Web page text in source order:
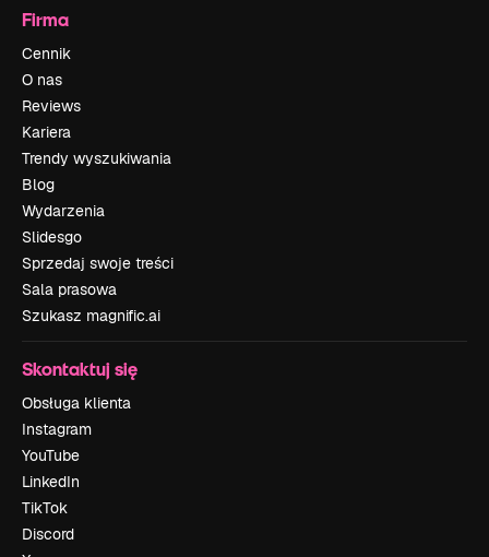
Firma
Cennik
O nas
Reviews
Kariera
Trendy wyszukiwania
Blog
Wydarzenia
Slidesgo
Sprzedaj swoje treści
Sala prasowa
Szukasz magnific.ai
Skontaktuj się
Obsługa klienta
Instagram
YouTube
LinkedIn
TikTok
Discord